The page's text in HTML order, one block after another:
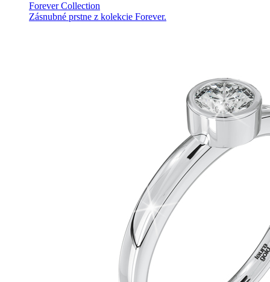
Forever Collection
Zásnubné prstne z kolekcie Forever.